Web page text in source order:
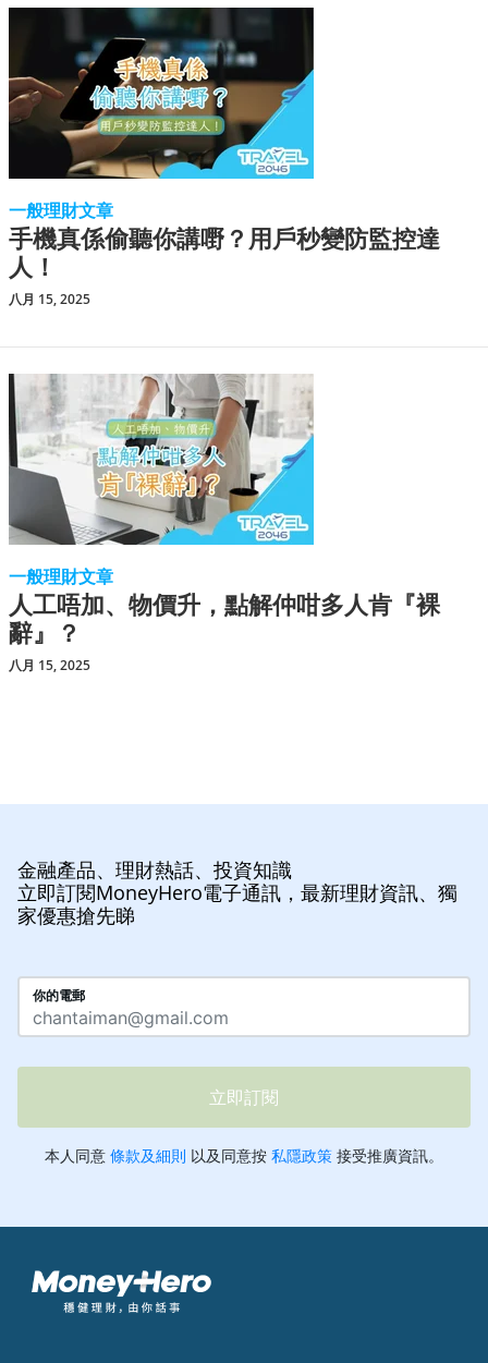
一般理財文章
手機真係偷聽你講嘢？用戶秒變防監控達
人！
八月 15, 2025
一般理財文章
人工唔加、物價升，點解仲咁多人肯『裸
辭』？
八月 15, 2025
金融產品、理財熱話、投資知識
立即訂閱MoneyHero電子通訊，最新理財資訊、獨
家優惠搶先睇